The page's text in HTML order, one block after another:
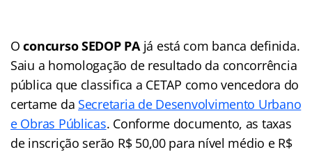
Oconcurso SEDOP PAjá está com banca definida.
Saiu a homologação de resultado da concorrência
pública que classifica a CETAP como vencedora do
certame da Secretaria de Desenvolvimento Urbano
e Obras Públicas. Conforme documento, as taxas
de inscrição serão R$ 50,00 para nível médio e R$